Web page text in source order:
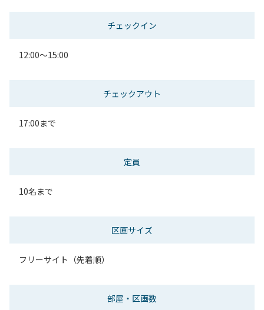
チェックイン
12:00～15:00
チェックアウト
17:00まで
定員
10名まで
区画サイズ
フリーサイト（先着順）
部屋・区画数